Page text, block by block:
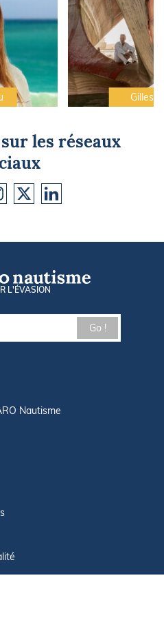
Gilles
les réseaux
L'ÉVASION
Go !
Nautisme